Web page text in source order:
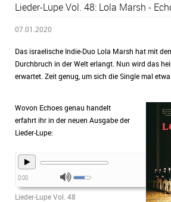
Lieder-Lupe Vol. 48: Lola Marsh -
07.01.2020
Das israelische Indie-Duo Lola Marsh hat mit
Durchbruch in der Welt erlangt. Nun wird das
erwartet. Zeit genug, um sich die Single mal
Wovon Echoes genau handelt
erfahrt ihr in der neuen Ausgabe der
Lieder-Lupe:
0:00
Lieder-Lupe Vol. 48